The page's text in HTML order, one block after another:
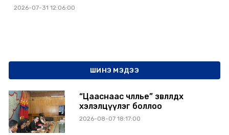
2026-07-31 12:06:00
ШИНЭ МЭДЭЭ
“Цааснаас чөлөөлье” зөвлөлдөх
хэлэлцүүлэг боллоо
2026-08-07 18:17:00